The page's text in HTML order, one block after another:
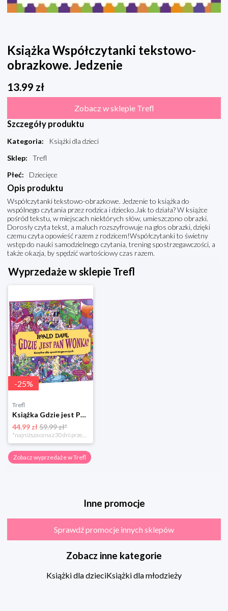
Książka Współczytanki tekstowo-
obrazkowe. Jedzenie
13.99 zł
Zobacz w sklepie Trefl
Szczegóły produktu
Kategoria:
Książki dla dzieci
Sklep:
Trefl
Płeć: Dziecięce
Opis produktu
Współczytanki tekstowo-obrazkowe. Jedzenie to książka do
wspólnego czytania przez rodzica i dziecko.Jak to działa? W książce
pośród tekstu, w miejscach niektórych słów, umieszczono obrazki.
Dorosły czyta tekst, a maluch rozszyfrowuje na głos obrazki, dzięki
czemu czyta opowieść razem z rodzicem!Współczytanki to świetny
wstęp do nauki samodzielnego czytania, trening spostrzegawczości, a
także okazja, by spędzić wartościowy czas razem.
Wyprzedaże w sklepie Trefl
-25%
Trefl
Książka Gdzie jest Pan Wonka?
44.99 zł59.99 zł*
*najniższa cena z 30 dni przed obniżką
Zobacz wyprzedaże w Trefl
Inne promocje
Sprawdź promocje innych sklepów
Zobacz inne kategorie
Książki dla dzieciKsiążki dla młodzieży